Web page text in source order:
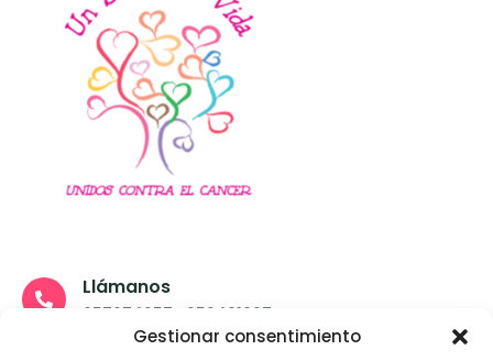
Gestionar consentimiento
Llámanos
657274257- 952491967